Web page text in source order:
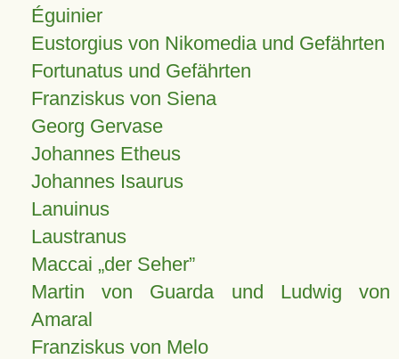
Éguinier
Eustorgius von Nikomedia und Gefährten
Fortunatus und Gefährten
Franziskus von Siena
Georg Gervase
Johannes Etheus
Johannes Isaurus
Lanuinus
Laustranus
Maccai „der Seher”
Martin von Guarda und Ludwig von
Amaral
Franziskus von Melo